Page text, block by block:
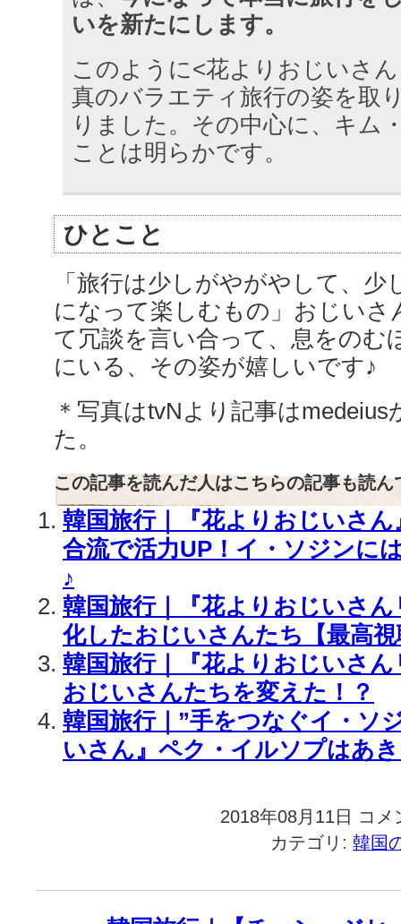
いを新たにします。
このように<花よりおじいさ
真のバラエティ旅行の姿を取
りました。その中心に、キム
ことは明らかです。
ひとこと
「旅行は少しがやがやして、
になって楽しむもの」おじいさ
て冗談を言い合って、息をのむ
にいる、その姿が嬉しいです♪
＊写真はtvNより記事は
た。
この記事を読んだ人はこちらの記事も読ん
韓国旅行｜『花よりおじいさ
合流で活力UP！イ・ソジンに
♪
韓国旅行｜『花よりおじいさ
化したおじいさんたち【最高視
韓国旅行｜『花よりおじいさ
おじいさんたちを変えた！？
韓国旅行｜”手をつなぐイ・ソ
いさん』ペク・イルソプはあ
2018年08月11日
韓
国
旅
｜
コメ
カテゴリ: 韓国